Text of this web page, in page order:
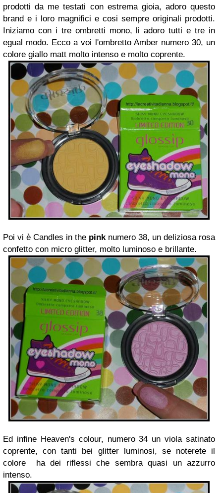
prodotti da me testati con estrema gioia, adoro questo
brand e i loro magnifici e cosi sempre originali prodotti.
Iniziamo con i tre ombretti mono, li adoro tutti e tre in
egual modo. Ecco a voi l'ombretto Amber numero 30, un
colore giallo matt molto intenso e molto coprente.
Poi vi è Candles in the pink numero 38, un deliziosa rosa
confetto con micro glitter, molto luminoso e brillante.
Ed infine Heaven's colour, numero 34 un viola satinato
coprente, con tanti bei glitter luminosi, se noterete il
colore ha dei riflessi che sembra quasi un azzurro
intenso.